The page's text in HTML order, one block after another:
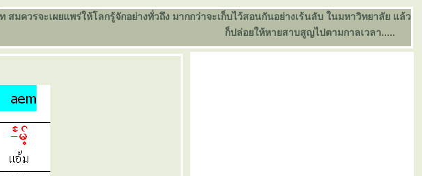
มควรจะเผยแพร่ให้โลกรู้จักอย่างทั่วถึง มากกว่าจะเก็บไว้สอนกันอย่างเร้นลับ ในมหาวิทยาลัย แล้ว
ก็ปล่อยให้หายสาบสูญไปตามกาลเวลา.....